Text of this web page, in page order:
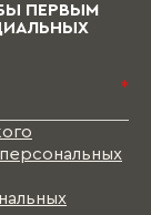
ПЕРВЫМ
*